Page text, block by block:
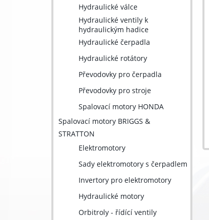
Hydraulické válce
Hydraulické ventily k
hydraulickým hadice
Hydraulické čerpadla
Hydraulické rotátory
Převodovky pro čerpadla
Převodovky pro stroje
Spalovací motory HONDA
Spalovací motory BRIGGS &
STRATTON
Elektromotory
Sady elektromotory s čerpadlem
Invertory pro elektromotory
Hydraulické motory
Orbitroly - řídící ventily